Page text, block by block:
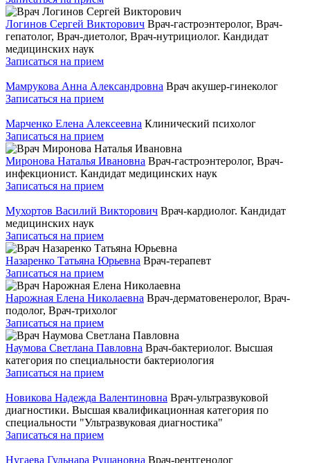
Логинов Сергей Викторович Врач-гастроэнтеролог, Врач-
гепатолог, Врач-диетолог, Врач-нутрициолог. Кандидат
медицинских наук
Записаться на прием
Мамрукова Анна Александровна Врач акушер-гинеколог
Записаться на прием
Марченко Елена Алексеевна Клинический психолог
Записаться на прием
Миронова Наталья Ивановна Врач-гастроэнтеролог, Врач-
инфекционист. Кандидат медицинских наук
Записаться на прием
Мухортов Василий Викторович Врач-кардиолог. Кандидат
медицинских наук
Записаться на прием
Назаренко Татьяна Юрьевна Врач-терапевт
Записаться на прием
Нарожная Елена Николаевна Врач-дерматовенеролог, Врач-
подолог, Врач-трихолог
Записаться на прием
Наумова Светлана Павловна Врач-бактериолог. Высшая
категория по специальности бактериология
Записаться на прием
Новикова Надежда Валентиновна Врач-ультразвуковой
диагностики. Высшая квалификационная категория по
специальности "Ультразвуковая диагностика"
Записаться на прием
Нугаева Гульнара Рушановна Врач-рентгенолог